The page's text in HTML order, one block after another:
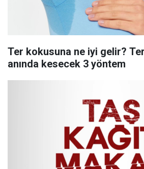
Ter kokusuna ne iyi gelir?
anında kesecek 3 yöntem